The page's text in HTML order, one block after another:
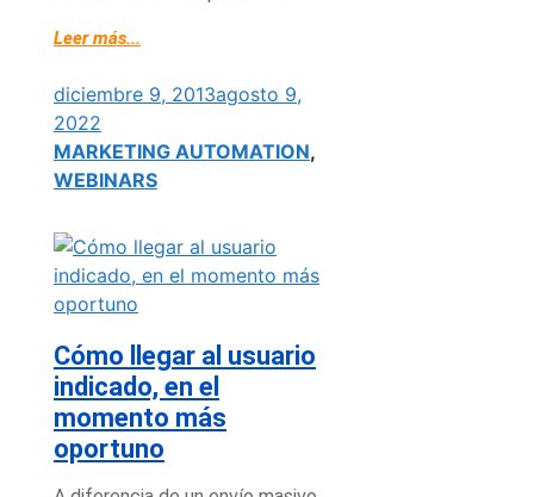
Leer más...
diciembre 9, 2013agosto 9,
2022
MARKETING AUTOMATION,
WEBINARS
Cómo llegar al usuario
indicado, en el
momento más
oportuno